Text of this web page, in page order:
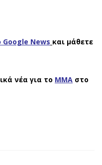
News και μάθετε
νέα για το ΜΜΑ στο